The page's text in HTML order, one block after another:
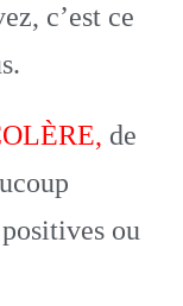
c’est ce
de
ou